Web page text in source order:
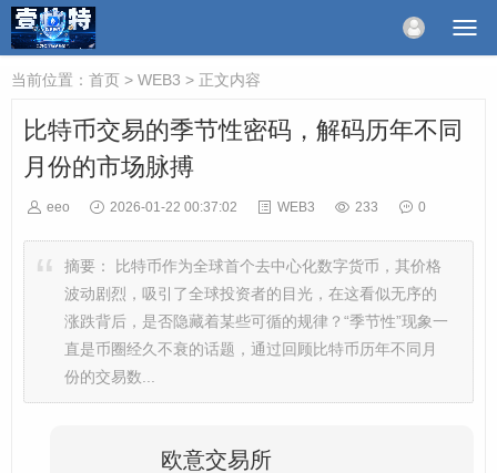
当前位置： 首页 > WEB3 > 正文内容
比特币交易的季节性密码，解码历年不同
月份的市场脉搏
eeo 2026-01-22 00:37:02 WEB3 233 0
摘要：
比特币作为全球首个去中心化数字货币，其价格
波动剧烈，吸引了全球投资者的目光，在这看似无序的
涨跌背后，是否隐藏着某些可循的规律？“季节性”现象一
直是币圈经久不衰的话题，通过回顾比特币历年不同月
份的交易数...
欧意交易所